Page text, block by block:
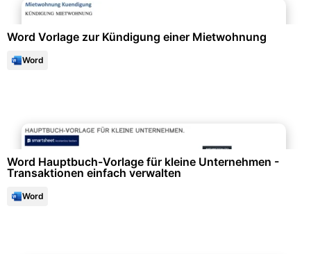
Word Vorlage zur Kündigung einer Mietwohnung
Word
Word Hauptbuch-Vorlage für kleine Unternehmen -
Transaktionen einfach verwalten
Word